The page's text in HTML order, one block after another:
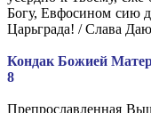
Богу, Евфосином сию
Царьграда! / Слава
Кондак Божией
8
Препрославленная